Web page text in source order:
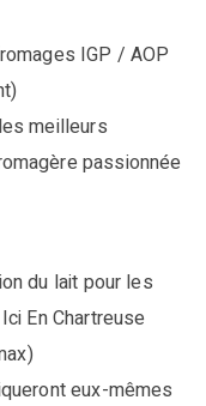
IGP / AOP
meilleurs
passionnée
du lait pour les
En Chartreuse
eux-mêmes